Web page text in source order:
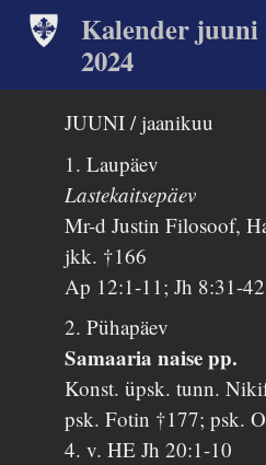
Kalender juuni
2024
JUUNI / jaanikuu
1. Laupäev
Lastekaitsepäev
Mr-d Justin Filosoof,
jkk. †166
Ap 12:1-11; Jh 8:31-42
2. Pühapäev
Samaaria naise pp.
Konst. üpsk. tunn.
psk. Fotin †177; psk.
4. v. HE Jh 20:1-10